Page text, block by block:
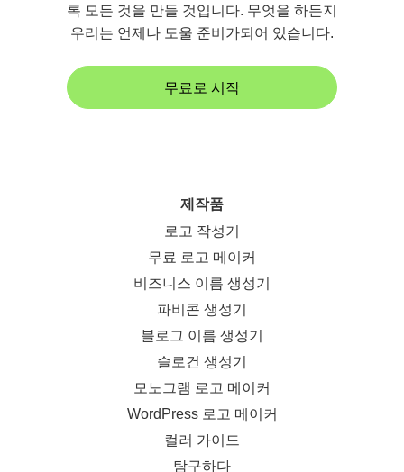
록 모든 것을 만들 것입니다. 무엇을 하든지
우리는 언제나 도울 준비가되어 있습니다.
무료로 시작
제작품
로고 작성기
무료 로고 메이커
비즈니스 이름 생성기
파비콘 생성기
블로그 이름 생성기
슬로건 생성기
모노그램 로고 메이커
WordPress 로고 메이커
컬러 가이드
탐구하다